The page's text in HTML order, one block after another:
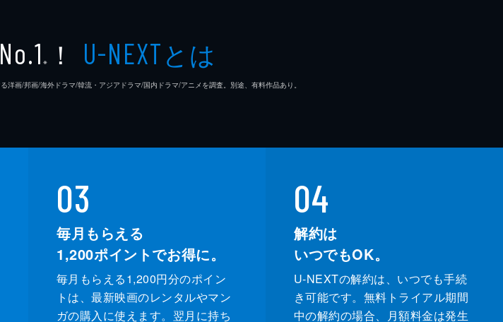
No.1 ※ ！ U-NEXTとは
画/邦画/海外ドラマ/韓流・アジアドラマ/国内ドラマ/アニメを調査。別途、有料作品あり。
03
毎月もらえる
1,200ポイントでお得に。
毎月もらえる1,200円分のポイン
トは、最新映画のレンタルやマン
ガの購入に使えます。翌月に持ち
04
解約は
いつでもOK。
U-NEXTの解約は、いつでも手続
き可能です。無料トライアル期間
中の解約の場合、月額料金は発生